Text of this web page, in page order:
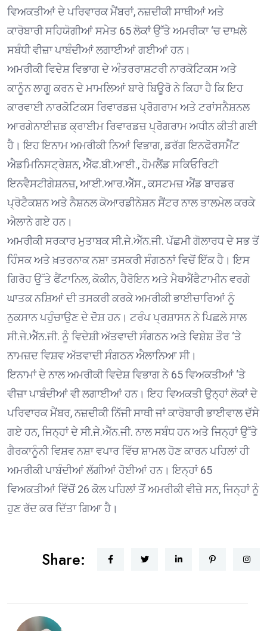
ਵਿਅਕਤੀਆਂ ਦੇ ਪਰਿਵਾਰਕ ਮੈਂਬਰਾਂ, ਨਜ਼ਦੀਕੀ ਸਾਥੀਆਂ ਅਤੇ
ਕਾਰੋਬਾਰੀ ਸਹਿਯੋਗੀਆਂ ਸਮੇਤ 65 ਲੋਕਾਂ ਉੱਤੇ ਅਮਰੀਕਾ ‘ਚ ਦਾਖ਼ਲੇ
ਸਬੰਧੀ ਵੀਜ਼ਾ ਪਾਬੰਦੀਆਂ ਲਗਾਈਆਂ ਗਈਆਂ ਹਨ।
ਅਮਰੀਕੀ ਵਿਦੇਸ਼ ਵਿਭਾਗ ਦੇ ਅੰਤਰਰਾਸ਼ਟਰੀ ਨਾਰਕੋਟਿਕਸ ਅਤੇ
ਕਾਨੂੰਨ ਲਾਗੂ ਕਰਨ ਦੇ ਮਾਮਲਿਆਂ ਬਾਰੇ ਬਿਊਰੋ ਨੇ ਕਿਹਾ ਹੈ ਕਿ ਇਹ
ਕਾਰਵਾਈ ਨਾਰਕੋਟਿਕਸ ਰਿਵਾਰਡਜ਼ ਪ੍ਰੋਗਰਾਮ ਅਤੇ ਟਰਾਂਸਨੈਸ਼ਨਲ
ਆਰਗੇਨਾਈਜ਼ਡ ਕ੍ਰਾਈਮ ਰਿਵਾਰਡਜ਼ ਪ੍ਰੋਗਰਾਮ ਅਧੀਨ ਕੀਤੀ ਗਈ
ਹੈ। ਇਹ ਇਨਾਮ ਅਮਰੀਕੀ ਨਿਆਂ ਵਿਭਾਗ, ਡਰੱਗ ਇਨਫੋਰਸਮੈਂਟ
ਐਡਮਿਨਿਸਟ੍ਰੇਸ਼ਨ, ਐੱਫ.ਬੀ.ਆਈ., ਹੋਮਲੈਂਡ ਸਕਿਓਰਿਟੀ
ਇਨਵੈਸਟੀਗੇਸ਼ਨਜ਼, ਆਈ.ਆਰ.ਐੱਸ., ਕਸਟਮਜ਼ ਐਂਡ ਬਾਰਡਰ
ਪ੍ਰੋਟੈਕਸ਼ਨ ਅਤੇ ਨੈਸ਼ਨਲ ਕੋਆਰਡੀਨੇਸ਼ਨ ਸੈਂਟਰ ਨਾਲ ਤਾਲਮੇਲ ਕਰਕੇ
ਐਲਾਨੇ ਗਏ ਹਨ।
ਅਮਰੀਕੀ ਸਰਕਾਰ ਮੁਤਾਬਕ ਸੀ.ਜੇ.ਐੱਨ.ਜੀ. ਪੱਛਮੀ ਗੋਲਾਰਧ ਦੇ ਸਭ ਤੋਂ
ਹਿੰਸਕ ਅਤੇ ਖ਼ਤਰਨਾਕ ਨਸ਼ਾ ਤਸਕਰੀ ਸੰਗਠਨਾਂ ਵਿਚੋਂ ਇੱਕ ਹੈ। ਇਸ
ਗਿਰੋਹ ਉੱਤੇ ਫੈਂਟਾਨਿਲ, ਕੋਕੀਨ, ਹੈਰੋਇਨ ਅਤੇ ਮੈਥਐਂਫੈਟਾਮੀਨ ਵਰਗੇ
ਘਾਤਕ ਨਸ਼ਿਆਂ ਦੀ ਤਸਕਰੀ ਕਰਕੇ ਅਮਰੀਕੀ ਭਾਈਚਾਰਿਆਂ ਨੂੰ
ਨੁਕਸਾਨ ਪਹੁੰਚਾਉਣ ਦੇ ਦੋਸ਼ ਹਨ। ਟਰੰਪ ਪ੍ਰਸ਼ਾਸਨ ਨੇ ਪਿਛਲੇ ਸਾਲ
ਸੀ.ਜੇ.ਐੱਨ.ਜੀ. ਨੂੰ ਵਿਦੇਸ਼ੀ ਅੱਤਵਾਦੀ ਸੰਗਠਨ ਅਤੇ ਵਿਸ਼ੇਸ਼ ਤੌਰ ‘ਤੇ
ਨਾਮਜ਼ਦ ਵਿਸ਼ਵ ਅੱਤਵਾਦੀ ਸੰਗਠਨ ਐਲਾਨਿਆ ਸੀ।
ਇਨਾਮਾਂ ਦੇ ਨਾਲ ਅਮਰੀਕੀ ਵਿਦੇਸ਼ ਵਿਭਾਗ ਨੇ 65 ਵਿਅਕਤੀਆਂ ‘ਤੇ
ਵੀਜ਼ਾ ਪਾਬੰਦੀਆਂ ਵੀ ਲਗਾਈਆਂ ਹਨ। ਇਹ ਵਿਅਕਤੀ ਉਨ੍ਹਾਂ ਲੋਕਾਂ ਦੇ
ਪਰਿਵਾਰਕ ਮੈਂਬਰ, ਨਜ਼ਦੀਕੀ ਨਿੱਜੀ ਸਾਥੀ ਜਾਂ ਕਾਰੋਬਾਰੀ ਭਾਈਵਾਲ ਦੱਸੇ
ਗਏ ਹਨ, ਜਿਨ੍ਹਾਂ ਦੇ ਸੀ.ਜੇ.ਐੱਨ.ਜੀ. ਨਾਲ ਸਬੰਧ ਹਨ ਅਤੇ ਜਿਨ੍ਹਾਂ ਉੱਤੇ
ਗੈਰਕਾਨੂੰਨੀ ਵਿਸ਼ਵ ਨਸ਼ਾ ਵਪਾਰ ਵਿੱਚ ਸ਼ਾਮਲ ਹੋਣ ਕਾਰਨ ਪਹਿਲਾਂ ਹੀ
ਅਮਰੀਕੀ ਪਾਬੰਦੀਆਂ ਲੱਗੀਆਂ ਹੋਈਆਂ ਹਨ। ਇਨ੍ਹਾਂ 65
ਵਿਅਕਤੀਆਂ ਵਿੱਚੋਂ 26 ਕੋਲ ਪਹਿਲਾਂ ਤੋਂ ਅਮਰੀਕੀ ਵੀਜ਼ੇ ਸਨ, ਜਿਨ੍ਹਾਂ ਨੂੰ
ਹੁਣ ਰੱਦ ਕਰ ਦਿੱਤਾ ਗਿਆ ਹੈ।
Share: